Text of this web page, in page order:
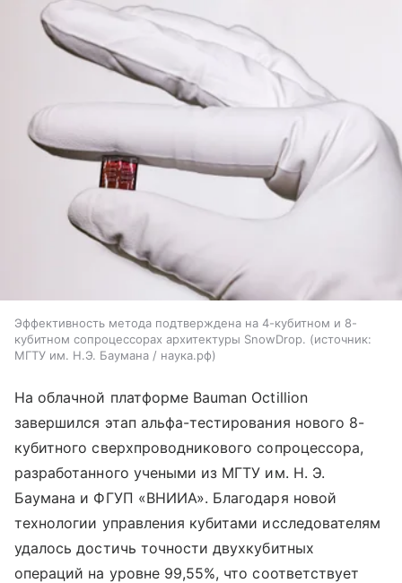
Эффективность метода подтверждена на 4-кубитном и 8-
кубитном сопроцессорах архитектуры SnowDrop.
источник:
МГТУ им. Н.Э. Баумана / наука.рф
На облачной платформе Bauman Octillion
завершился этап альфа-тестирования нового 8-
кубитного сверхпроводникового сопроцессора,
разработанного учеными из МГТУ им. Н. Э.
Баумана и ФГУП «ВНИИА». Благодаря новой
технологии управления кубитами исследователям
удалось достичь точности двухкубитных
операций на уровне 99,55%, что соответствует